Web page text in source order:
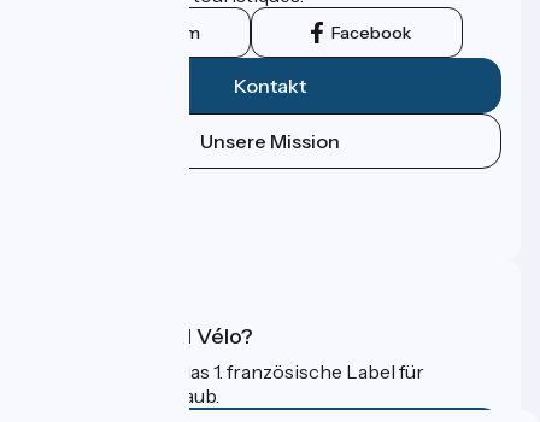
Instagram Facebook
Kontakt
Unsere Mission
Was ist Accueil Vélo?
Accueil Vélo ist das 1. französische Label für
Radfahrer im Urlaub.